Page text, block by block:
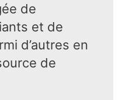
de
et de
d’autres en
de